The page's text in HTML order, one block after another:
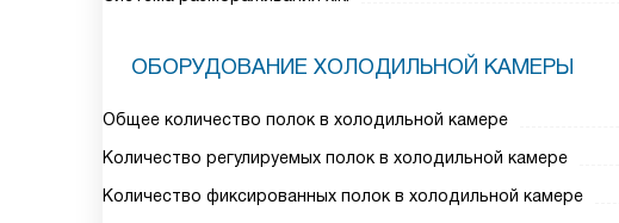
ОБОРУДОВАНИЕ ХОЛОДИЛЬНОЙ КАМЕРЫ
Общее количество полок в холодильной камере
Количество регулируемых полок в холодильной камере
Количество фиксированных полок в холодильной камере